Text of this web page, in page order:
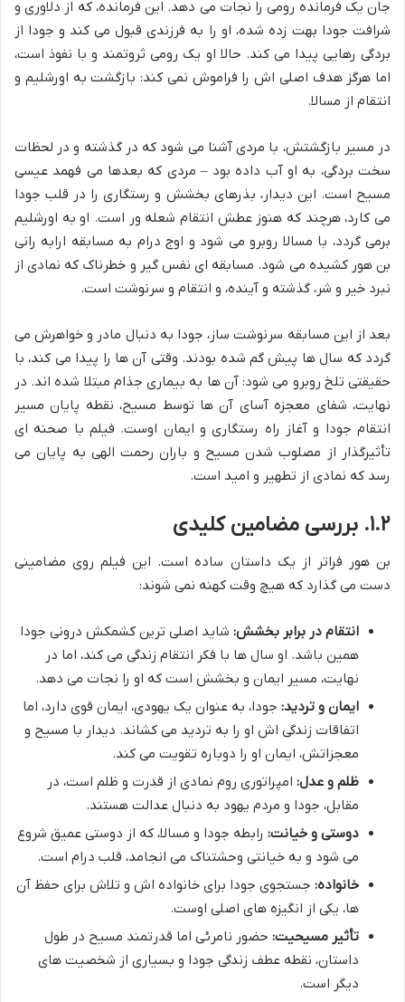
جان یک فرمانده رومی را نجات می دهد. این فرمانده، که از دلاوری و
شرافت جودا بهت زده شده، او را به فرزندی قبول می کند و جودا از
بردگی رهایی پیدا می کند. حالا او یک رومی ثروتمند و با نفوذ است،
اما هرگز هدف اصلی اش را فراموش نمی کند: بازگشت به اورشلیم و
انتقام از مسالا.
در مسیر بازگشتش، با مردی آشنا می شود که در گذشته و در لحظات
سخت بردگی، به او آب داده بود – مردی که بعدها می فهمد عیسی
مسیح است. این دیدار، بذرهای بخشش و رستگاری را در قلب جودا
می کارد، هرچند که هنوز عطش انتقام شعله ور است. او به اورشلیم
برمی گردد، با مسالا روبرو می شود و اوج درام به مسابقه ارابه رانی
بن هور کشیده می شود. مسابقه ای نفس گیر و خطرناک که نمادی از
نبرد خیر و شر، گذشته و آینده، و انتقام و سرنوشت است.
بعد از این مسابقه سرنوشت ساز، جودا به دنبال مادر و خواهرش می
گردد که سال ها پیش گم شده بودند. وقتی آن ها را پیدا می کند، با
حقیقتی تلخ روبرو می شود: آن ها به بیماری جذام مبتلا شده اند. در
نهایت، شفای معجزه آسای آن ها توسط مسیح، نقطه پایان مسیر
انتقام جودا و آغاز راه رستگاری و ایمان اوست. فیلم با صحنه ای
تأثیرگذار از مصلوب شدن مسیح و باران رحمت الهی به پایان می
رسد که نمادی از تطهیر و امید است.
۱.۲. بررسی مضامین کلیدی
بن هور فراتر از یک داستان ساده است. این فیلم روی مضامینی
دست می گذارد که هیچ وقت کهنه نمی شوند:
انتقام در برابر بخشش: شاید اصلی ترین کشمکش درونی جودا
همین باشد. او سال ها با فکر انتقام زندگی می کند، اما در
نهایت، مسیر ایمان و بخشش است که او را نجات می دهد.
ایمان و تردید: جودا، به عنوان یک یهودی، ایمان قوی دارد، اما
اتفاقات زندگی اش او را به تردید می کشاند. دیدار با مسیح و
معجزاتش، ایمان او را دوباره تقویت می کند.
ظلم و عدل: امپراتوری روم نمادی از قدرت و ظلم است، در
مقابل، جودا و مردم یهود به دنبال عدالت هستند.
دوستی و خیانت: رابطه جودا و مسالا، که از دوستی عمیق شروع
می شود و به خیانتی وحشتناک می انجامد، قلب درام است.
خانواده: جستجوی جودا برای خانواده اش و تلاش برای حفظ آن
ها، یکی از انگیزه های اصلی اوست.
تأثیر مسیحیت: حضور نامرئی اما قدرتمند مسیح در طول
داستان، نقطه عطف زندگی جودا و بسیاری از شخصیت های
دیگر است.